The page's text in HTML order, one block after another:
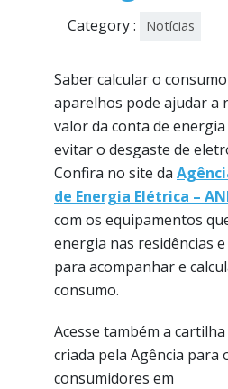
Category : Notícias
Saber calcular o
aparelhos pode ajudar a
valor da conta de energia
evitar o desgaste de
Confira no site da
de Energia Elétrica –
com os equipamentos
energia nas residências
para acompanhar e
consumo.
Acesse também a
criada pela Agência para
consumidores em